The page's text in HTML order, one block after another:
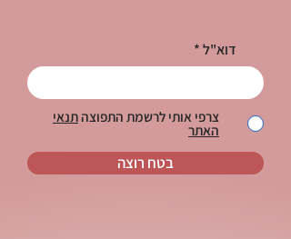
דוא"ל
צרפי אותי לרשמת התפוצהתנאי
האתר
בטח רוצה